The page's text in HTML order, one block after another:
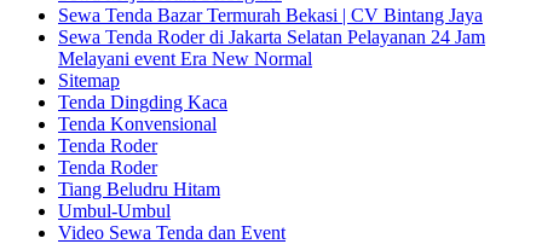
Sewa Tenda Bazar Termurah Bekasi | CV Bintang Jaya
Sewa Tenda Roder di Jakarta Selatan Pelayanan 24 Jam
Melayani event Era New Normal
Sitemap
Tenda Dingding Kaca
Tenda Konvensional
Tenda Roder
Tenda Roder
Tiang Beludru Hitam
Umbul-Umbul
Video Sewa Tenda dan Event